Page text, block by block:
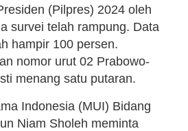
(Pilpres) 2024 oleh
survei telah rampung. Data
hampir 100 persen.
nomor urut 02 Prabowo-
menang satu putaran.
Indonesia (MUI) Bidang
Niam Sholeh meminta